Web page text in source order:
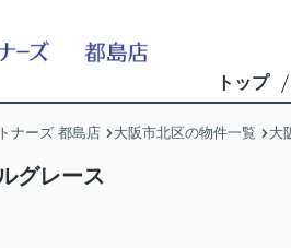
トップ
ナーズ 都島店 大阪市北区の物件一覧 大
グレース